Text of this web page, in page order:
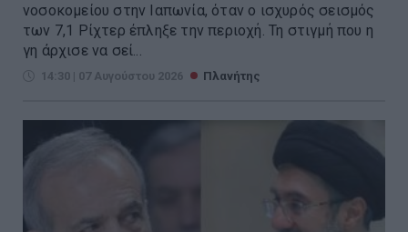
νοσοκομείου στην Ιαπωνία, όταν ο ισχυρός σεισμός
των 7,1 Ρίχτερ έπληξε την περιοχή. Τη στιγμή που η
γη άρχισε να σεί...
14:30 | 07 Αυγούστου 2026 Πλανήτης